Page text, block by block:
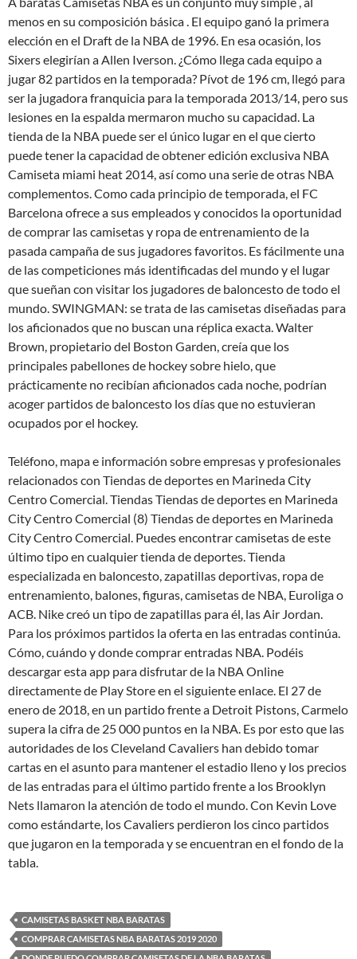
menos en su composición básica . El equipo ganó la primera
elección en el Draft de la NBA de 1996. En esa ocasión, los
Sixers elegirían a Allen Iverson. ¿Cómo llega cada equipo a
jugar 82 partidos en la temporada? Pívot de 196 cm, llegó para
ser la jugadora franquicia para la temporada 2013/14, pero sus
lesiones en la espalda mermaron mucho su capacidad. La
tienda de la NBA puede ser el único lugar en el que cierto
puede tener la capacidad de obtener edición exclusiva NBA
Camiseta miami heat 2014, así como una serie de otras NBA
complementos. Como cada principio de temporada, el FC
Barcelona ofrece a sus empleados y conocidos la oportunidad
de comprar las camisetas y ropa de entrenamiento de la
pasada campaña de sus jugadores favoritos. Es fácilmente una
de las competiciones más identificadas del mundo y el lugar
que sueñan con visitar los jugadores de baloncesto de todo el
mundo. SWINGMAN: se trata de las camisetas diseñadas para
los aficionados que no buscan una réplica exacta. Walter
Brown, propietario del Boston Garden, creía que los
principales pabellones de hockey sobre hielo, que
prácticamente no recibían aficionados cada noche, podrían
acoger partidos de baloncesto los días que no estuvieran
ocupados por el hockey.
Teléfono, mapa e información sobre empresas y profesionales
relacionados con Tiendas de deportes en Marineda City
Centro Comercial. Tiendas Tiendas de deportes en Marineda
City Centro Comercial (8) Tiendas de deportes en Marineda
City Centro Comercial. Puedes encontrar camisetas de este
último tipo en cualquier tienda de deportes. Tienda
especializada en baloncesto, zapatillas deportivas, ropa de
entrenamiento, balones, figuras, camisetas de NBA, Euroliga o
ACB. Nike creó un tipo de zapatillas para él, las Air Jordan.
Para los próximos partidos la oferta en las entradas continúa.
Cómo, cuándo y donde comprar entradas NBA. Podéis
descargar esta app para disfrutar de la NBA Online
directamente de Play Store en el siguiente enlace. El 27 de
enero de 2018, en un partido frente a Detroit Pistons, Carmelo
supera la cifra de 25 000 puntos en la NBA. Es por esto que las
autoridades de los Cleveland Cavaliers han debido tomar
cartas en el asunto para mantener el estadio lleno y los precios
de las entradas para el último partido frente a los Brooklyn
Nets llamaron la atención de todo el mundo. Con Kevin Love
como estándarte, los Cavaliers perdieron los cinco partidos
que jugaron en la temporada y se encuentran en el fondo de la
tabla.
CAMISETAS BASKET NBA BARATAS
COMPRAR CAMISETAS NBA BARATAS 2019 2020